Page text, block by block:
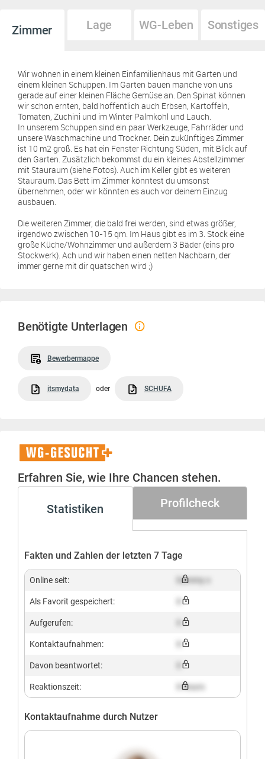
Zimmer Lage WG-Leben Sonstiges
Wir wohnen in einem kleinen Einfamilienhaus mit Garten und
einem kleinen Schuppen. Im Garten bauen manche von uns
gerade auf einer kleinen Fläche Gemüse an. Den Spinat können
wir schon ernten, bald hoffentlich auch Erbsen, Kartoffeln,
Tomaten, Zuchini und im Winter Palmkohl und Lauch.
In unserem Schuppen sind ein paar Werkzeuge, Fahrräder und
unsere Waschmachine und Trockner. Dein zukünftiges Zimmer
ist 10 m2 groß. Es hat ein Fenster Richtung Süden, mit Blick auf
den Garten. Zusätzlich bekommst du ein kleines Abstellzimmer
mit Stauraum (siehe Fotos). Auch im Keller gibt es weiteren
Stauraum. Das Bett im Zimmer könntest du umsonst
übernehmen, oder wir könnten es auch vor deinem Einzug
ausbauen.
Die weiteren Zimmer, die bald frei werden, sind etwas größer,
irgendwo zwischen 10-15 qm. Im Haus gibt es im 3. Stock eine
große Küche/Wohnzimmer und außerdem 3 Bäder (eins pro
Stockwerk). Ach und wir haben einen netten Nachbarn, der
immer gerne mit dir quatschen wird ;)
Benötigte Unterlagen
Bewerbermappe
itsmydata oder SCHUFA
WG-
Gesucht+
Erfahren Sie, wie Ihre Chancen stehen.
Statistiken Profilcheck
Fakten und Zahlen der letzten 7 Tage
Online seit: Dummy x
Als Favorit gespeichert:
Aufgerufen:
Kontaktaufnahmen:
Davon beantwortet:
Reaktionszeit: X hours
Kontaktaufnahme durch Nutzer